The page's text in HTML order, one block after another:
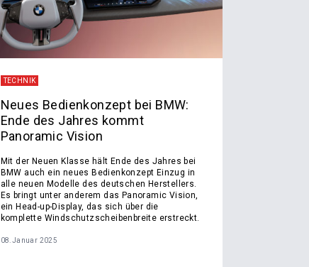
TECHNIK
Neues Bedienkonzept bei BMW:
Ende des Jahres kommt
Panoramic Vision
Mit der Neuen Klasse hält Ende des Jahres bei
BMW auch ein neues Bedienkonzept Einzug in
alle neuen Modelle des deutschen Herstellers.
Es bringt unter anderem das Panoramic Vision,
ein Head-up-Display, das sich über die
komplette Windschutzscheibenbreite erstreckt.
08.Januar 2025